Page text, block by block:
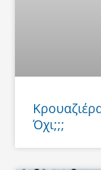
Όχι;;;